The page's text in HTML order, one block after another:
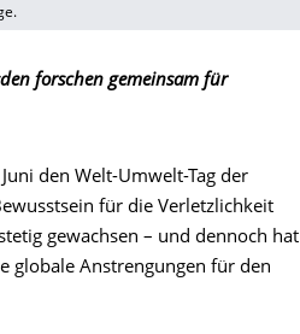
forschen gemeinsam für
den Welt-Umwelt-Tag der
für die Verletzlichkeit
gewachsen – und dennoch hat
globale Anstrengungen für den